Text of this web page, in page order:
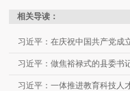
相关导读：
习近平：在庆祝中国共产党成
习近平：做焦裕禄式的县委书
习近平：一体推进教育科技人